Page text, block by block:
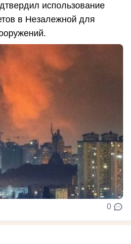
использование
в Незалежной для
0